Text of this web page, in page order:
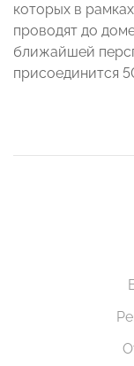
которых в
проводят до
ближайшей
присоединится